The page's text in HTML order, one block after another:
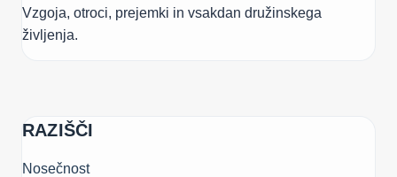
Vzgoja, otroci, prejemki in vsakdan družinskega
življenja.
RAZIŠČI
Nosečnost